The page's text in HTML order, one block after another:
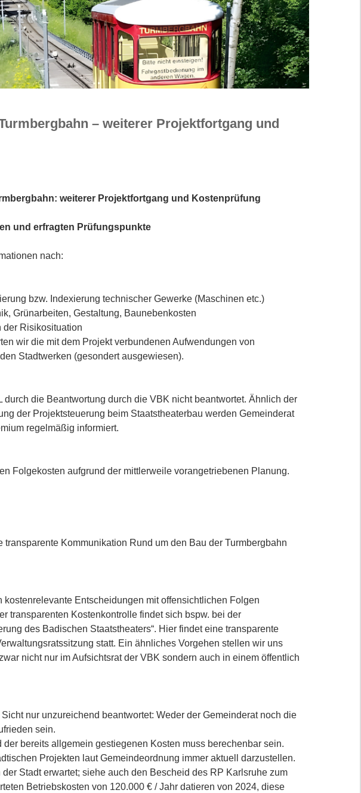
– weiterer Projektfortgang und
weiterer Projektfortgang und Kostenprüfung
und erfragten Prüfungspunkte
nach:
bzw. Indexierung technischer Gewerke (Maschinen etc.)
Grünarbeiten, Gestaltung, Baunebenkosten
der Risikosituation
wir die mit dem Projekt verbundenen Aufwendungen von
Stadtwerken (gesondert ausgewiesen).
durch die Beantwortung durch die VBK nicht beantwortet. Ähnlich der
der Projektsteuerung beim Staatstheaterbau werden Gemeinderat
regelmäßig informiert.
Folgekosten aufgrund der mittlerweile vorangetriebenen Planung.
Kommunikation Rund um den Bau der Turmbergbahn
Entscheidungen mit offensichtlichen Folgen
transparenten Kostenkontrolle findet sich bspw. bei der
des Badischen Staatstheaters“. Hier findet eine transparente
statt. Ein ähnliches Vorgehen stellen wir uns
nicht nur im Aufsichtsrat der VBK sondern auch in einem öffentlich
nur unzureichend beantwortet: Weder der Gemeinderat noch die
sein.
bereits allgemein gestiegenen Kosten muss berechenbar sein.
Projekten laut Gemeindeordnung immer aktuell darzustellen.
Stadt erwartet; siehe auch den Bescheid des RP Karlsruhe zum
Betriebskosten von 120.000 € / Jahr datieren von 2024, diese